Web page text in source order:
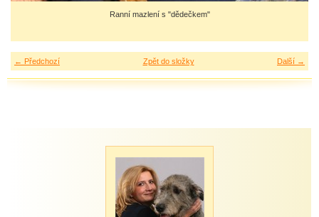
Ranní mazlení s "dědečkem"
← Předchozí Další →
Zpět do složky